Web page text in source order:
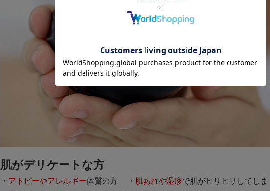
肌がデリケートな方
アトピーやアレルギー体質の方 肌あれや湿疹で肌がヒリヒリしてし